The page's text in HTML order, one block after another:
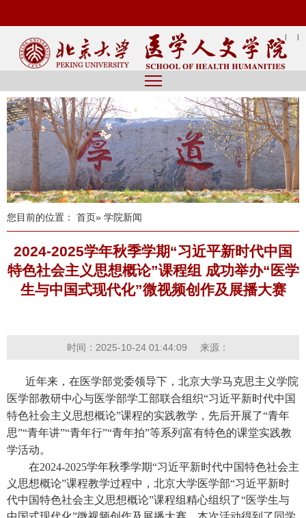
| |
您目前的位置： 首页» 学院新闻
2024-2025学年秋季学期“习近平新时代中国
特色社会主义思想概论”课程组 成功举办“医学
生与中国式现代化”微视频创作及展播大赛
时间：2025-10-24 01:44:09 来源：
近年来，在医学部党委领导下，北京大学马克思主义学院
医学部教研中心与医学部学工部联合组织“习近平新时代中国
特色社会主义思想概论”课程的实践教学，先后开展了“青年
思”“青年讲”“青年行”“青年拍”等系列富有特色的课堂实践教
学活动。
在2024-2025学年秋季学期“习近平新时代中国特色社会主
义思想概论”课程教学过程中，北京大学医学部“习近平新时
代中国特色社会主义思想概论”课程组精心组织了“医学生与